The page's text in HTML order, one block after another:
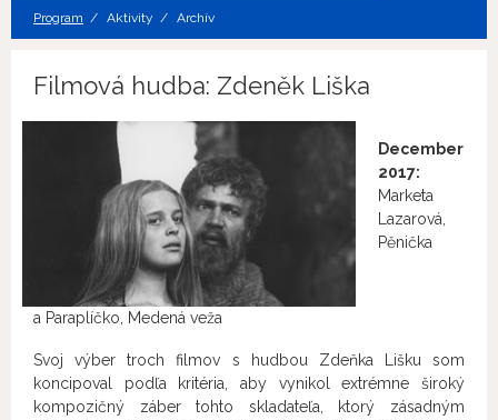
Program Aktivity Archív
Filmová hudba: Zdeněk Liška
December
2017:
Marketa
Lazarová,
Pěnička
a Paraplíčko, Medená veža
Svoj výber troch filmov s hudbou Zdeňka Lišku som
koncipoval podľa kritéria, aby vynikol extrémne široký
kompozičný záber tohto skladateľa, ktorý zásadným